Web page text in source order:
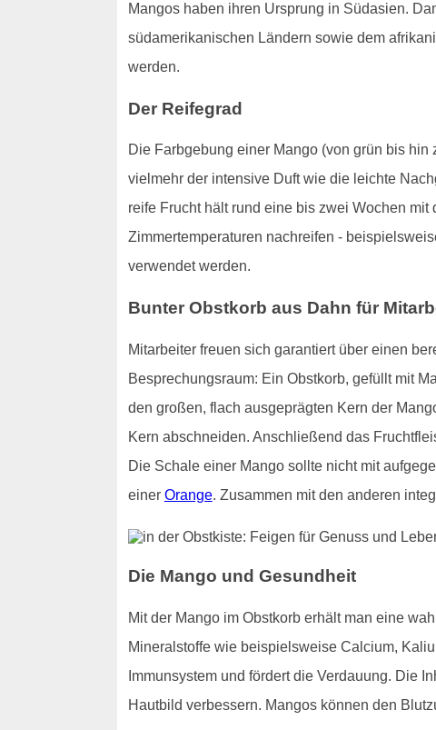
Mangos haben ihren Ursprung in Südasien.
südamerikanischen Ländern sowie dem
werden.
Der Reifegrad
Die Farbgebung einer Mango (von grün bis
vielmehr der intensive Duft wie die leichte
reife Frucht hält rund eine bis zwei Wochen
Zimmertemperaturen nachreifen -
verwendet werden.
Bunter Obstkorb aus Dahn für
Mitarbeiter freuen sich garantiert über einen
Besprechungsraum: Ein Obstkorb, gefüllt mit
den großen, flach ausgeprägten Kern der
Kern abschneiden. Anschließend das
Die Schale einer Mango sollte nicht mit
einer Orange. Zusammen mit den anderen
Die Mango und Gesundheit
Mit der Mango im Obstkorb erhält man eine
Mineralstoffe wie beispielsweise Calcium,
Immunsystem und fördert die Verdauung. Die
Hautbild verbessern. Mangos können den